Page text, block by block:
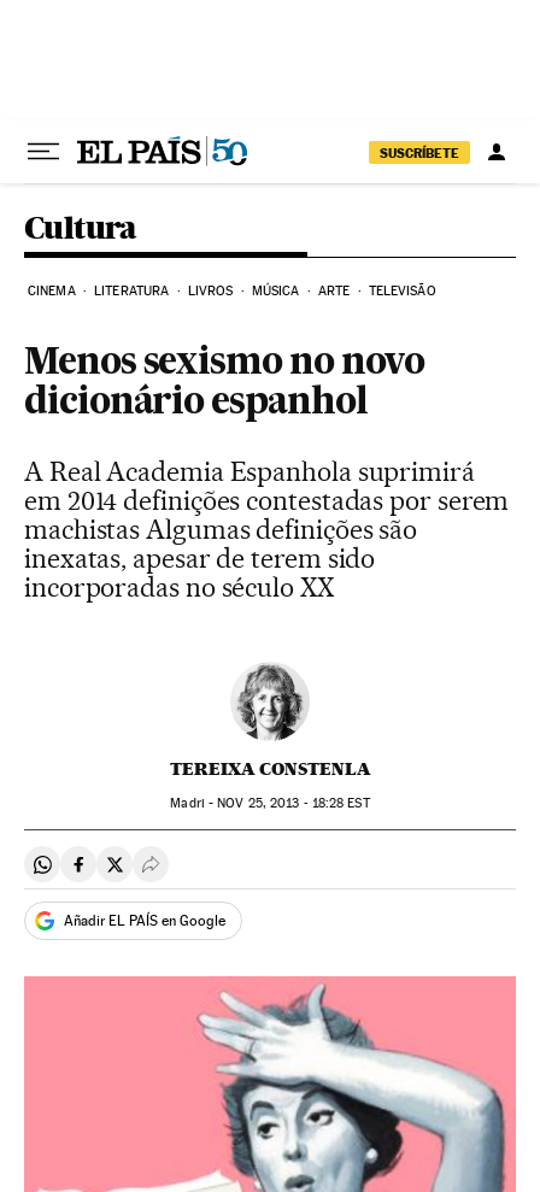
SUSCRÍBETE
Cultura
CINEMA LITERATURA LIVROS MÚSICA ARTE TELEVISÃO
Menos sexismo no novo
dicionário espanhol
A Real Academia Espanhola suprimirá
em 2014 definições contestadas por serem
machistas Algumas definições são
inexatas, apesar de terem sido
incorporadas no século XX
TEREIXA CONSTENLA
Madri -NOV 25, 2013 - 18:28 EST
Compartir en Whatsapp
Compartir en Facebook
Compartir en Twitter
Desplegar Redes Sociales
Añadir EL PAÍS en Google